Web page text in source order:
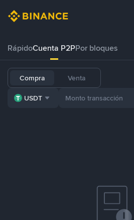
RápidoCuenta P2PPor bloques
Compra Venta
USDT